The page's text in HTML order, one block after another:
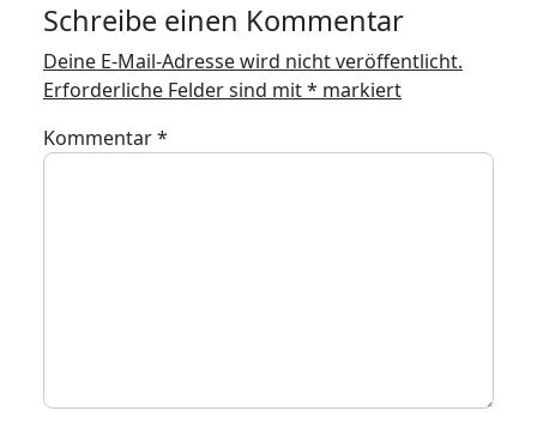
Schreibe einen Kommentar
Deine E-Mail-Adresse wird nicht veröffentlicht.
Erforderliche Felder sind mit* markiert
Kommentar*